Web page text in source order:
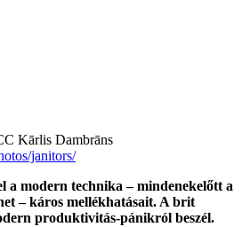
Kārlis Dambrāns
janitors/
a modern technika – mindenekelőtt a
– káros mellékhatásait. A brit
produktivitás-pánikról beszél.